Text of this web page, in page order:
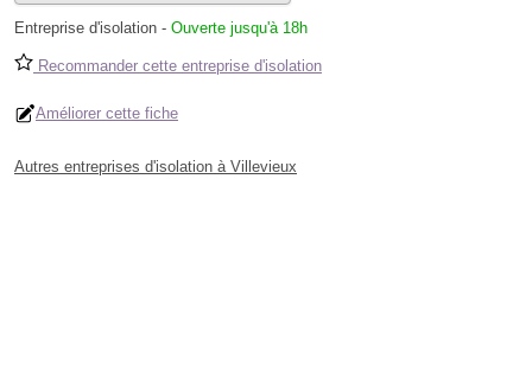
Entreprise d'isolation - Ouverte jusqu'à 18h
Recommander cette entreprise d'isolation
Améliorer cette fiche
Autres entreprises d'isolation à Villevieux